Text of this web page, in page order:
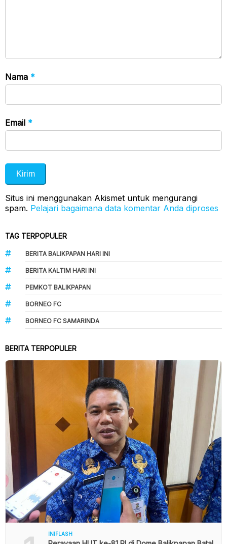
Nama *
Email *
Situs ini menggunakan Akismet untuk mengurangi
spam. Pelajari bagaimana data komentar Anda diproses
TAG TERPOPULER
BERITA BALIKPAPAN HARI INI
BERITA KALTIM HARI INI
PEMKOT BALIKPAPAN
BORNEO FC
BORNEO FC SAMARINDA
BERITA TERPOPULER
INIFLASH